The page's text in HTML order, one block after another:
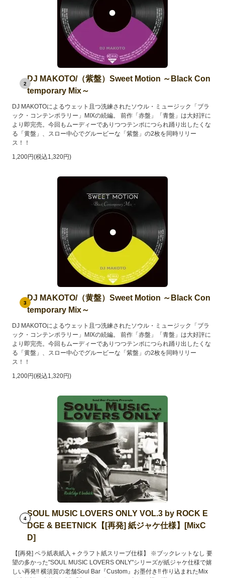
2
DJ MAKOTO/（紫盤）Sweet Motion ～Black Con
temporary Mix～
DJ MAKOTOによるウェット且つ洗練されたソウル・ミュージック「ブラ
ック・コンテンポラリー」MIXの続編。 前作「赤盤」「青盤」は大好評に
より即完売。今回もムーディーでありつつテンポにつられ踊り出したくな
る「黄盤」、スロー中心でグルービーな「紫盤」の2枚を同時リリー
ス！！
1,200円(税込1,320円)
3
DJ MAKOTO/（黄盤）Sweet Motion ～Black Con
temporary Mix～
DJ MAKOTOによるウェット且つ洗練されたソウル・ミュージック「ブラ
ック・コンテンポラリー」MIXの続編。 前作「赤盤」「青盤」は大好評に
より即完売。今回もムーディーでありつつテンポにつられ踊り出したくな
る「黄盤」、スロー中心でグルービーな「紫盤」の2枚を同時リリー
ス！！
1,200円(税込1,320円)
4
SOUL MUSIC LOVERS ONLY VOL.3 by ROCK E
DGE & BEETNICK【[再発] 紙ジャケ仕様】[MixC
D]
【[再発] ペラ紙表紙入＋クラフト紙スリーブ仕様】 ※ブックレットなし 要
望の多かった"SOUL MUSIC LOVERS ONLY"シリーズが紙ジャケ仕様で嬉
しい再発!! 横須賀の老舗Soul Bar『Custom』お墨付き!! 作り込まれたMix